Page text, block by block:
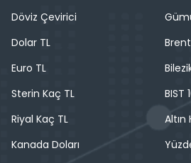
Döviz Çevirici
Dolar TL
Euro TL
Sterin Kaç TL
Riyal Kaç TL
Kanada Doları
BIST